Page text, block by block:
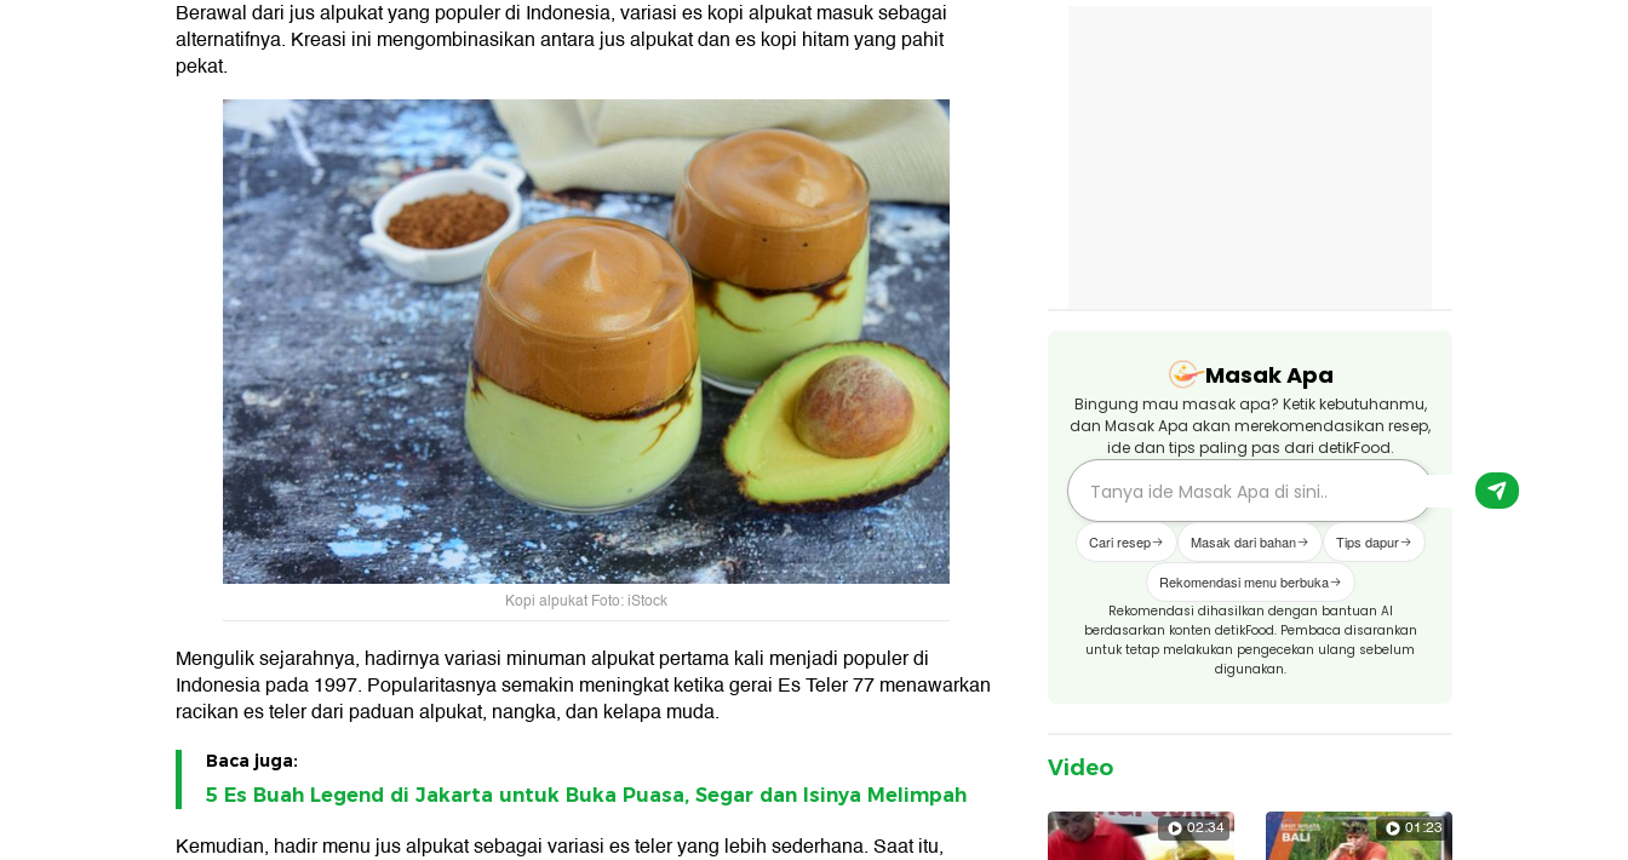
Berawal dari jus alpukat yang populer di Indonesia, variasi es kopi alpukat masuk sebagai
alternatifnya. Kreasi ini mengombinasikan antara jus alpukat dan es kopi hitam yang pahit
pekat.
Kopi alpukat Foto: iStock
Mengulik sejarahnya, hadirnya variasi minuman alpukat pertama kali menjadi populer di
Indonesia pada 1997. Popularitasnya semakin meningkat ketika gerai Es Teler 77 menawarkan
racikan es teler dari paduan alpukat, nangka, dan kelapa muda.
Baca juga:
5 Es Buah Legend di Jakarta untuk Buka Puasa, Segar dan Isinya Melimpah
Kemudian, hadir menu jus alpukat sebagai variasi es teler yang lebih sederhana. Saat itu,
Masak Apa
Bingung mau masak apa? Ketik kebutuhanmu,
dan Masak Apa akan merekomendasikan resep,
ide dan tips paling pas dari detikFood.
Cari resep Masak dari bahan Tips dapur
Rekomendasi menu berbuka
Rekomendasi dihasilkan dengan bantuan AI
berdasarkan konten detikFood. Pembaca disarankan
untuk tetap melakukan pengecekan ulang sebelum
digunakan.
Video
02:34 01:23